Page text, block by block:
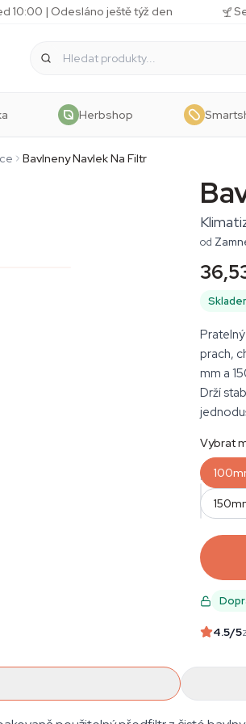
10:00 | Odesláno ještě týž den
Herbshop
Bavlneny Navlek Na Filtr
od
prach,
mm a
Drží
Vybrat
4.5/5